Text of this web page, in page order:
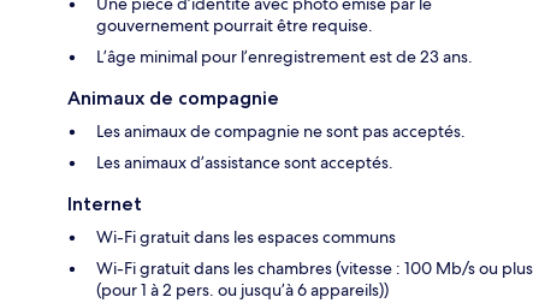
gouvernement pourrait être requise.
L’âge minimal pour l’enregistrement est de 23 ans.
Animaux de compagnie
Les animaux de compagnie ne sont pas acceptés.
Les animaux d’assistance sont acceptés.
Internet
Wi-Fi gratuit dans les espaces communs
Wi-Fi gratuit dans les chambres (vitesse : 100 Mb/s ou plus
(pour 1 à 2 pers. ou jusqu’à 6 appareils))